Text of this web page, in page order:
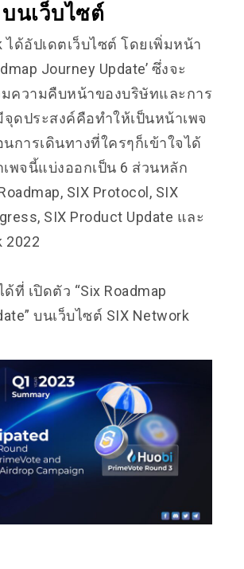
บนเว็บไซต์
ได้อัปเดตเว็บไซต์ โดยเพิ่มหน้า
Journey Update’ ซึ่งจะ
ความคืบหน้าของบริษัทและการ
ดประสงค์คือทำให้เป็นหน้าเพจ
นการเดินทางที่ใครๆก็เข้าใจได้
พจนี้แบ่งออกเป็น 6 ส่วนหลัก
SIX Protocol, SIX
SIX Product Update และ
2022
ด้ที่ เปิดตัว “Six Roadmap
บนเว็บไซต์ SIX Network